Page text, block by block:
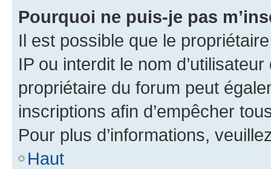
Pourquoi ne puis-je pas
Il est possible que le
IP ou interdit le nom
propriétaire du forum peut
inscriptions afin d’empêcher
Pour plus d’informations,
Haut